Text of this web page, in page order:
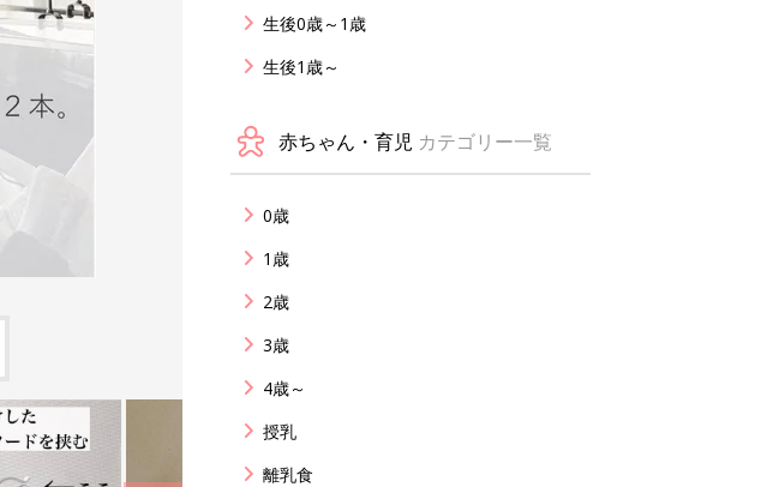
生後0歳～1歳
生後1歳～
赤ちゃん・育児 カテゴリー一覧
0歳
1歳
2歳
3歳
4歳～
授乳
離乳食